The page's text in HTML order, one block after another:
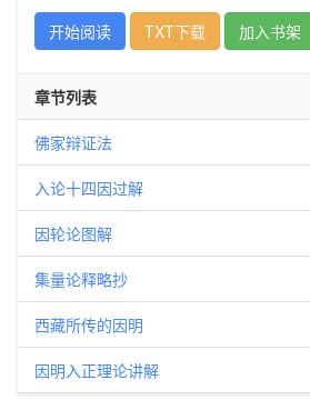
开始阅读
TXT下载 加入书架
章节列表
佛家辩证法
入论十四因过解
因轮论图解
集量论释略抄
西藏所传的因明
因明入正理论讲解